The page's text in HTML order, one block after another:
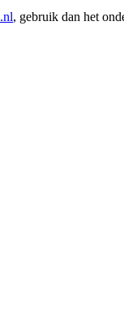
, gebruik dan het